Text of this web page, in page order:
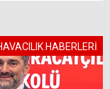
HABERLERİ